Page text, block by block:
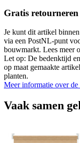
Gratis
Je kunt dit artikel
via een PostNL-punt
bouwmarkt. Lees meer
Let op: De bedenktijd
op maat gemaakte
planten.
Meer informatie over de
Vaak samen